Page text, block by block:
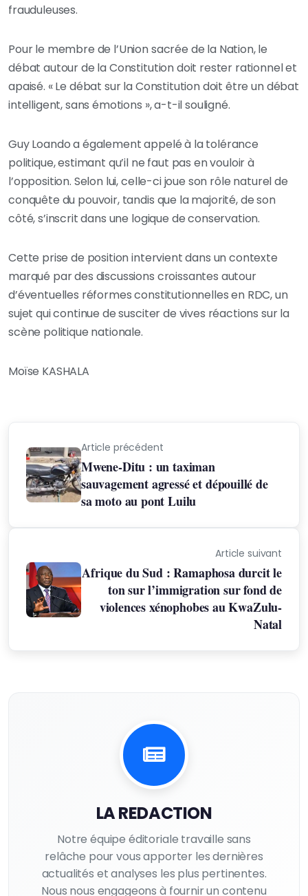
frauduleuses.
Pour le membre de l’Union sacrée de la Nation, le
débat autour de la Constitution doit rester rationnel et
apaisé. « Le débat sur la Constitution doit être un débat
intelligent, sans émotions », a-t-il souligné.
Guy Loando a également appelé à la tolérance
politique, estimant qu’il ne faut pas en vouloir à
l’opposition. Selon lui, celle-ci joue son rôle naturel de
conquête du pouvoir, tandis que la majorité, de son
côté, s’inscrit dans une logique de conservation.
Cette prise de position intervient dans un contexte
marqué par des discussions croissantes autour
d’éventuelles réformes constitutionnelles en RDC, un
sujet qui continue de susciter de vives réactions sur la
scène politique nationale.
Moïse KASHALA
Article précédent
Mwene-Ditu : un taximan
sauvagement agressé et dépouillé de
sa moto au pont Luilu
Article suivant
Afrique du Sud : Ramaphosa durcit le
ton sur l’immigration sur fond de
violences xénophobes au KwaZulu-
Natal
LA REDACTION
Notre équipe éditoriale travaille sans
relâche pour vous apporter les dernières
actualités et analyses les plus pertinentes.
Nous nous engageons à fournir un contenu